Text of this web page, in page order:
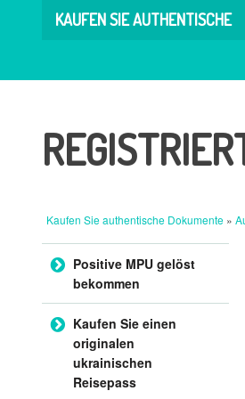
KAUFEN SIE AUTHENTISCHE
Kaufen Sie authentische Dokumente »
Zum Inhalt springen
Positive MPU gelöst
bekommen
Kaufen Sie einen
originalen
ukrainischen
Reisepass